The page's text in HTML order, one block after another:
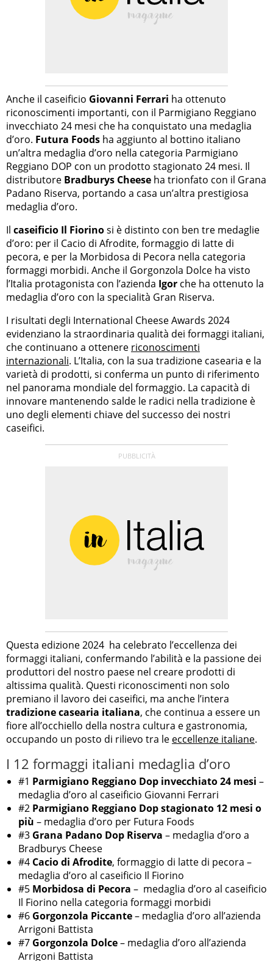
Anche il caseificio Giovanni Ferrari ha ottenuto
riconoscimenti importanti, con il Parmigiano Reggiano
invecchiato 24 mesi che ha conquistato una medaglia
d’oro. Futura Foods ha aggiunto al bottino italiano
un’altra medaglia d’oro nella categoria Parmigiano
Reggiano DOP con un prodotto stagionato 24 mesi. Il
distributore Bradburys Cheese ha trionfato con il Grana
Padano Riserva, portando a casa un’altra prestigiosa
medaglia d’oro.
Il caseificio Il Fiorinosi è distinto con ben tre medaglie
d’oro: per il Cacio di Afrodite, formaggio di latte di
pecora, e per la Morbidosa di Pecora nella categoria
formaggi morbidi. Anche il Gorgonzola Dolce ha visto
l’Italia protagonista con l’azienda Igor che ha ottenuto la
medaglia d’oro con la specialità Gran Riserva.
I risultati degli International Cheese Awards 2024
evidenziano la straordinaria qualità dei formaggi italiani,
che continuano a ottenere riconoscimenti
internazionali. L’Italia, con la sua tradizione casearia e la
varietà di prodotti, si conferma un punto di riferimento
nel panorama mondiale del formaggio. La capacità di
innovare mantenendo salde le radici nella tradizione è
uno degli elementi chiave del successo dei nostri
caseifici.
Questa edizione 2024 ha celebrato l’eccellenza dei
formaggi italiani, confermando l’abilità e la passione dei
produttori del nostro paese nel creare prodotti di
altissima qualità. Questi riconoscimenti non solo
premiano il lavoro dei caseifici, ma anche l’intera
tradizione casearia italiana, che continua a essere un
fiore all’occhiello della nostra cultura e gastronomia,
occupando un posto di rilievo tra le eccellenze italiane.
I 12 formaggi italiani medaglia d’oro
#1 Parmigiano Reggiano Dop invecchiato 24 mesi –
medaglia d’oro al caseificio Giovanni Ferrari
#2 Parmigiano Reggiano Dopstagionato 12 mesi o
più – medaglia d’oro per Futura Foods
#3 Grana Padano Dop Riserva – medaglia d’oro a
Bradburys Cheese
#4 Cacio di Afrodite, formaggio di latte di pecora –
medaglia d’oro al caseificio Il Fiorino
#5 Morbidosa di Pecora – medaglia d’oro al caseificio
Il Fiorino nella categoria formaggi morbidi
#6 Gorgonzola Piccante– medaglia d’oro all’azienda
Arrigoni Battista
#7 Gorgonzola Dolce– medaglia d’oro all’azienda
Arrigoni Battista